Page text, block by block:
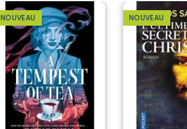
NOUVEAU NOUVEAU